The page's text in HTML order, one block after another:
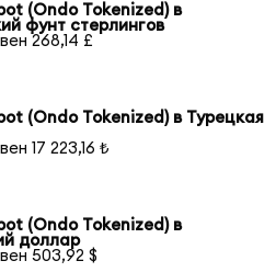
(Ondo Tokenized) в
фунт стерлингов
268,14 £
(Ondo Tokenized) в Турецкая
17 223,16 ₺
(Ondo Tokenized) в
доллар
503,92 $